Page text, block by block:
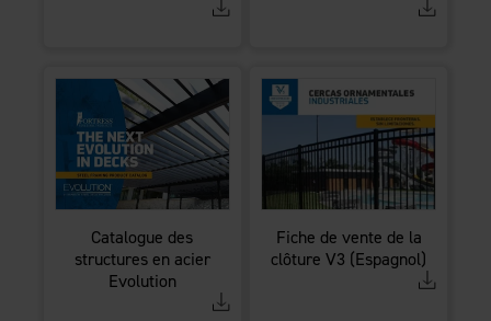
Catalogue des
structures en acier
Evolution
Fiche de vente de la
clôture V3 (Espagnol)